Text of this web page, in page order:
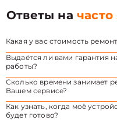
Ответы на
Какая у вас стоимость
Выдаётся ли вами гарантия
работы?
Сколько времени занимает
Вашем сервисе?
Как узнать, когда моё
будет готово?